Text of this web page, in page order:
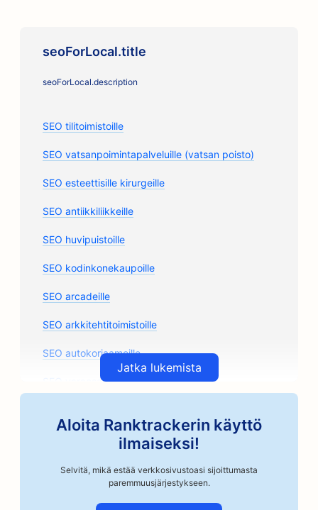
seoForLocal.title
seoForLocal.description
SEO tilitoimistoille
SEO vatsanpoimintapalveluille (vatsan poisto)
SEO esteettisille kirurgeille
SEO antiikkiliikkeille
SEO huvipuistoille
SEO kodinkonekaupoille
SEO arcadeille
SEO arkkitehtitoimistoille
SEO autokorjaamoille
SEO varaosamyymälöille
SEO autokorjaamoille
SEO artesaanikahvipaahtimoille
Jatka lukemista
Aloita Ranktrackerin käyttö
ilmaiseksi!
Selvitä, mikä estää verkkosivustoasi sijoittumasta
paremmuusjärjestykseen.